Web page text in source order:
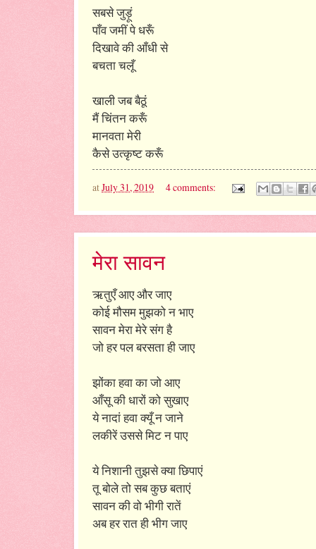
सबसे जुड़ूं
पाँव जमीं पे धरूँ
दिखावे की आँधी से
बचता चलूँ
खाली जब बैठूं
मैं चिंतन करूँ
मानवता मेरी
कैसे उत्कृष्ट करूँ
atJuly 31, 2019 4 comments:
मेरा सावन
ऋतुएँ आए और जाए
कोई मौसम मुझको न भाए
सावन मेरा मेरे संग है
जो हर पल बरसता ही जाए
झोंका हवा का जो आए
आँसू की धारों को सुखाए
ये नादां हवा क्यूँ न जाने
लकीरें उससे मिट न पाए
ये निशानी तुझसे क्या छिपाएं
तू बोले तो सब कुछ बताएं
सावन की वो भीगी रातें
अब हर रात ही भीग जाए